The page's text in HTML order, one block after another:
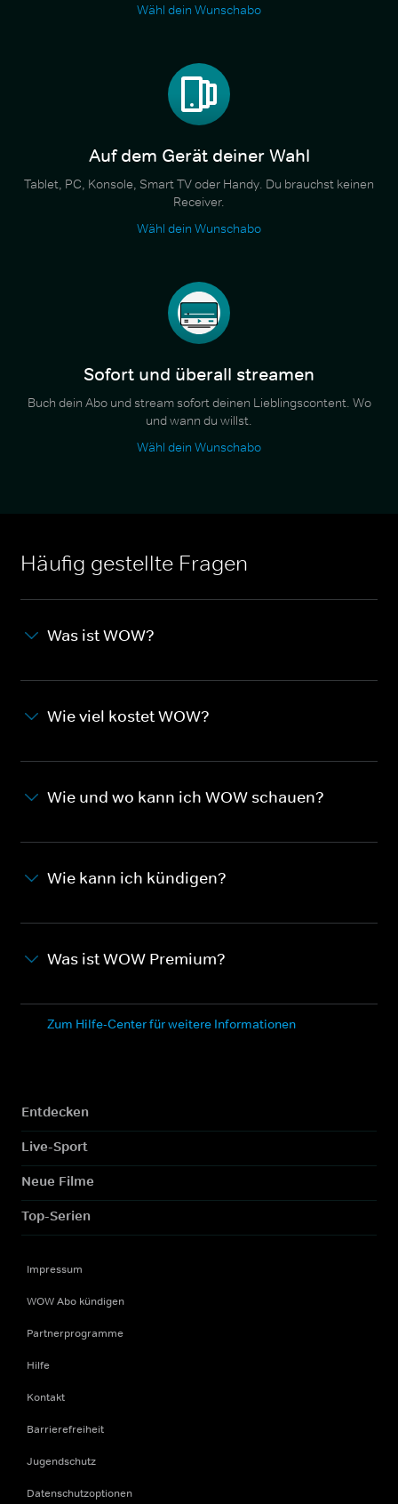
Wähl dein Wunschabo
Auf dem Gerät deiner Wahl
Tablet, PC, Konsole, Smart TV oder Handy. Du brauchst keinen
Receiver.
Wähl dein Wunschabo
Sofort und überall streamen
Buch dein Abo und stream sofort deinen Lieblingscontent. Wo
und wann du willst.
Wähl dein Wunschabo
Häufig gestellte Fragen
Was ist WOW?
Wie viel kostet WOW?
Wie und wo kann ich WOW schauen?
Wie kann ich kündigen?
Was ist WOW Premium?
Zum Hilfe-Center für weitere Informationen
Entdecken
Live-Sport
Neue Filme
Top-Serien
Impressum
WOW Abo kündigen
Partnerprogramme
Hilfe
Kontakt
Barrierefreiheit
Jugendschutz
Datenschutzoptionen